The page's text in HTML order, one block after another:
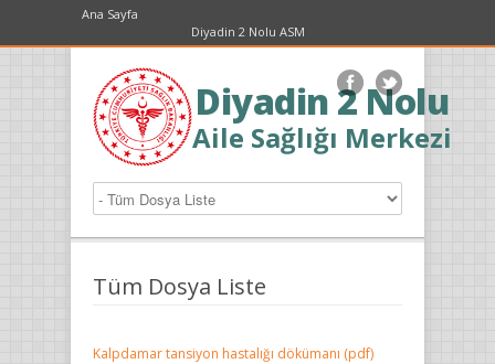
Ana Sayfa
Diyadin 2 Nolu ASM
Diyadin 2 Nolu
Aile Sağlığı Merkezi
Tüm Dosya Liste
Kalpdamar tansiyon hastalığı dökümanı (pdf)